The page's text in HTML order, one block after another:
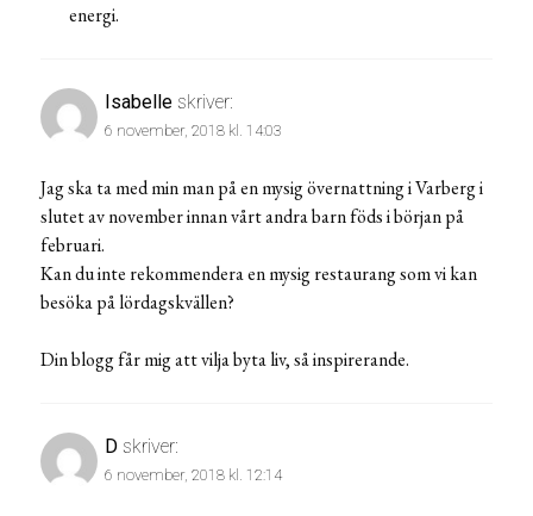
energi.
Isabelle skriver:
6 november, 2018 kl. 14:03
Jag ska ta med min man på en mysig övernattning i Varberg i
slutet av november innan vårt andra barn föds i början på
februari.
Kan du inte rekommendera en mysig restaurang som vi kan
besöka på lördagskvällen?
Din blogg får mig att vilja byta liv, så inspirerande.
D skriver:
6 november, 2018 kl. 12:14